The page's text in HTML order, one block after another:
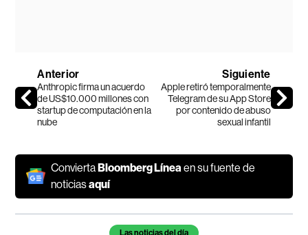
Anterior
Anthropic firma un acuerdo
de US$10.000 millones con
startup de computación en la
nube
Siguiente
Apple retiró temporalmente
Telegram de su App Store
por contenido de abuso
sexual infantil
ConviertaBloomberg Líneaen su fuente de
noticiasaquí
Temas de este artículoLas noticias del día